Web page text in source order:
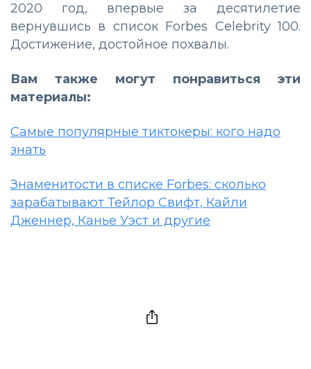
2020 год, впервые за десятилетие
вернувшись в список Forbes Celebrity 100.
Достижение, достойное похвалы.
Вам также могут понравиться эти
материалы:
Самые популярные тиктокеры: кого надо
знать
Знаменитости в списке Forbes: сколько
зарабатывают Тейлор Свифт, Кайли
Дженнер, Канье Уэст и другие